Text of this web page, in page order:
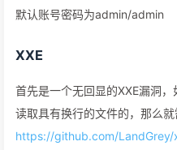
默认账号密码为admin/admin
XXE
首先是一个无回显的XXE漏洞
读取具有换行的文件的，那么就
https://github.com/